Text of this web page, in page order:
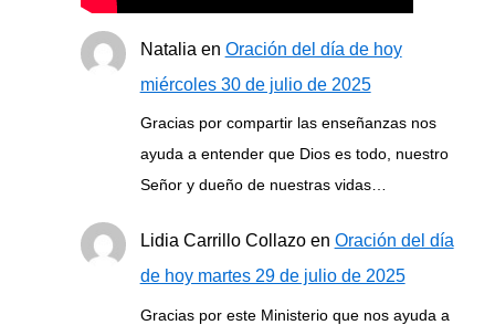
Natalia en Oración del día de hoy
miércoles 30 de julio de 2025
Gracias por compartir las enseñanzas nos
ayuda a entender que Dios es todo, nuestro
Señor y dueño de nuestras vidas…
Lidia Carrillo Collazoen Oración del día
de hoy martes 29 de julio de 2025
Gracias por este Ministerio que nos ayuda a